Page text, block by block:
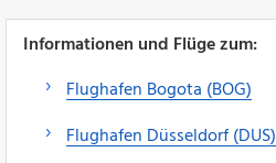
Informationen und Flüge zum:
Flughafen Bogota (BOG)
Flughafen Düsseldorf (DUS)